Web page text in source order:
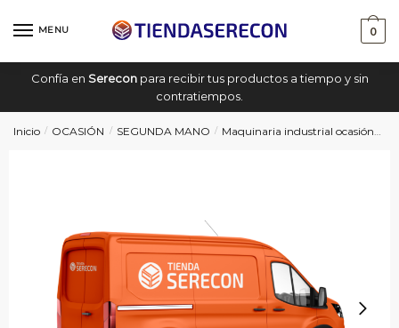
MENU 0
Confía en Sereconpara recibir tus productos a tiempo y sin
contratiempos.
Inicio / OCASIÓN / SEGUNDA MANO / Maquinaria industrial ocasión